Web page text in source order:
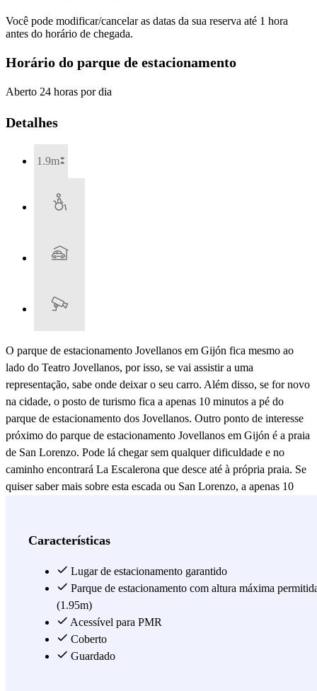
Você pode modificar/cancelar as datas da sua reserva até 1 hora
antes do horário de chegada.
Horário do parque de estacionamento
Aberto 24 horas por dia
Detalhes
1.9m
O parque de estacionamento Jovellanos em Gijón fica mesmo ao
lado do Teatro Jovellanos, por isso, se vai assistir a uma
representação, sabe onde deixar o seu carro. Além disso, se for novo
na cidade, o posto de turismo fica a apenas 10 minutos a pé do
parque de estacionamento dos Jovellanos. Outro ponto de interesse
próximo do parque de estacionamento Jovellanos em Gijón é a praia
de San Lorenzo. Pode lá chegar sem qualquer dificuldade e no
caminho encontrará La Escalerona que desce até à própria praia. Se
quiser saber mais sobre esta escada ou San Lorenzo, a apenas 10
que o espera se estacionar no parque de estacionamento Jovellanos
estacionamento e é ideal para um passeio junto ao mar. Além disso,
a marina da cidade é também aqui ao lado. Se estacionar no parque
de estacionamento dos Jovellanos pode deixar o seu carro junto ao
centro de Gijón e fazer uma visita ao museu Nicanor Piñole, ao
parque Tren de la Libertad ou ao Paseo de Begoña. Além disso, este
parque de estacionamento perto da Plaza San Miguel poderá garantir
Características
Lugar de estacionamento garantido
Parque de estacionamento com altura máxima
(1.95m)
Acessível para PMR
Coberto
Guardado